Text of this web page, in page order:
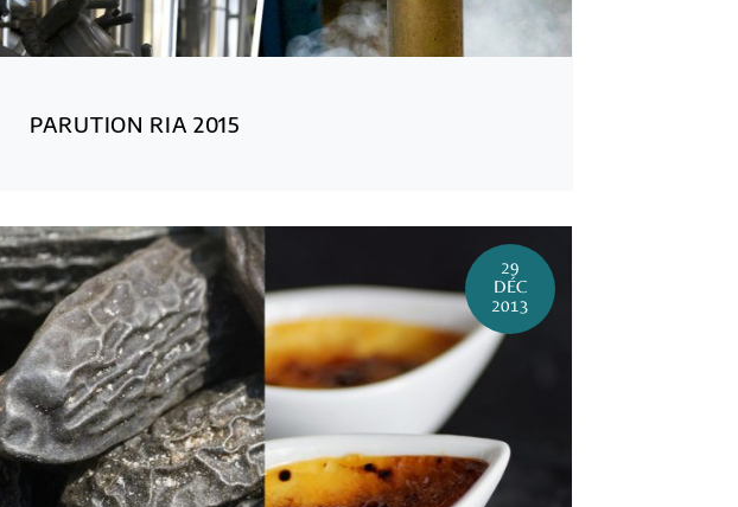
PARUTION RIA 2015
29
DÉC
2013